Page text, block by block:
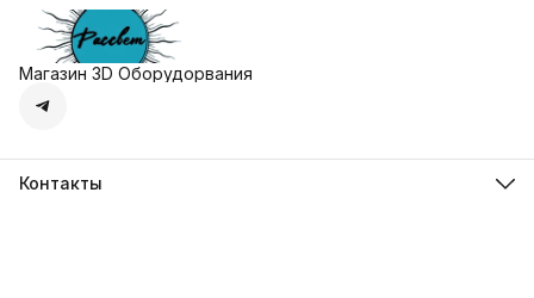
Магазин 3D Оборудорвания
Контакты